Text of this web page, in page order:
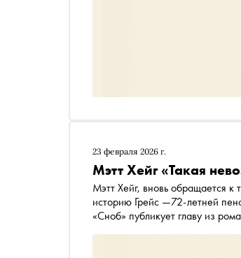
23 февраля 2026 г.
Мэтт Хейг «Такая
Мэтт Хейг, вновь обращается
историю Грейс —72-летней
«Сноб» публикует главу из